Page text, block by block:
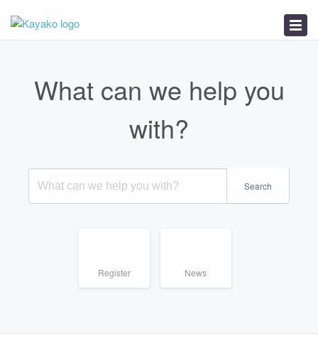
What can we help you
with?
Search
Register News